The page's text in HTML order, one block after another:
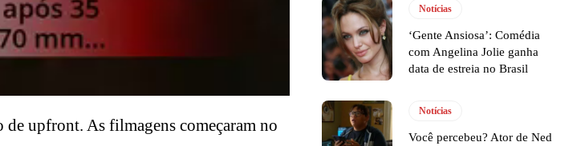
upfront. As filmagens começaram no
Notícias
‘Gente Ansiosa’: Comédia
com Angelina Jolie ganha
data de estreia no Brasil
Notícias
Você percebeu? Ator de Ned